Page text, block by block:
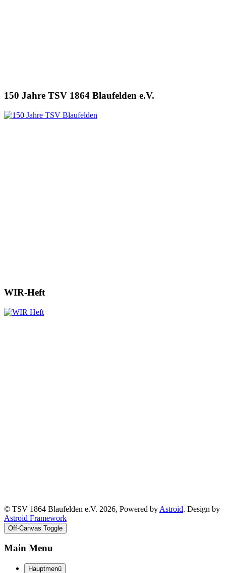
150 Jahre TSV 1864 Blaufelden e.V.
WIR-Heft
© TSV 1864 Blaufelden e.V. 2026, Powered by Astroid. Design by
Astroid Framework
Off-Canvas Toggle
Main Menu
Hauptmenü